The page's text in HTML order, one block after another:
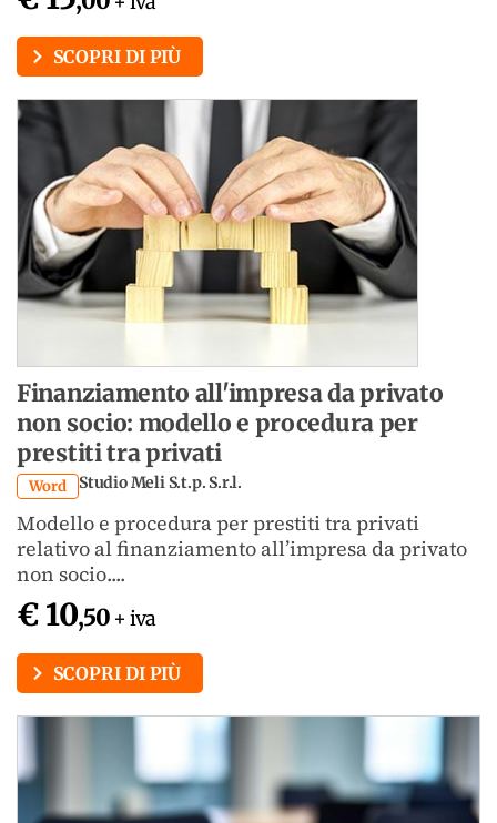
SCOPRI DI PIÙ
Finanziamento all'impresa da privato
non socio: modello e procedura per
prestiti tra privati
Word Studio Meli S.t.p. S.r.l.
Modello e procedura per prestiti tra privati
relativo al finanziamento all’impresa da privato
non socio....
€ 10,50 + iva
SCOPRI DI PIÙ